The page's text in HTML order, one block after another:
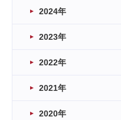
2024年
2023年
2022年
2021年
2020年